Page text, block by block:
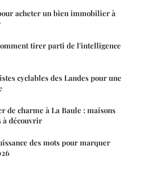
acheter un bien immobilier à
tirer parti de l'intelligence
cyclables des Landes pour une
de charme à La Baule : maisons
à découvrir
des mots pour marquer